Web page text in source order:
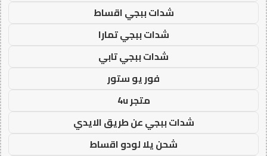
شدات ببجي اقساط
شدات ببجي تمارا
شدات ببجي تابي
فور يو ستور
متجر 4u
شدات ببجي عن طريق الايدي
شحن يلا لودو اقساط